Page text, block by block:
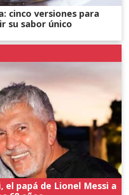
cinco versiones para
su sabor único
el papá de Lionel Messi a